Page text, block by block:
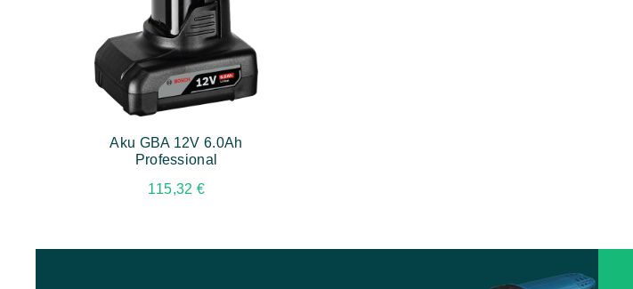
Aku GBA 12V 6.0Ah
Professional
115,32 €